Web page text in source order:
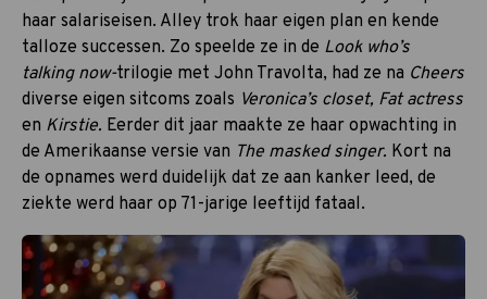
haar salariseisen. Alley trok haar eigen plan en kende
talloze successen. Zo speelde ze in de Look who’s
talking now-trilogie met John Travolta, had ze na Cheers
diverse eigen sitcoms zoals Veronica’s closet, Fat actress
en Kirstie. Eerder dit jaar maakte ze haar opwachting in
de Amerikaanse versie van The masked singer. Kort na
de opnames werd duidelijk dat ze aan kanker leed, de
ziekte werd haar op 71-jarige leeftijd fataal.